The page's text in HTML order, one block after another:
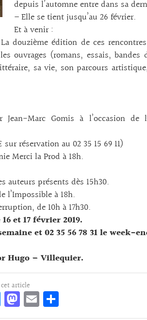
depuis l’automne entre dans sa
– Elle se tient jusqu’au 26 février.
Et à venir :
douzième édition de ces
ouvrages (romans, essais, bandes
sa vie, son parcours
Marc Gomis à l’occasion de
réservation au 02 35 15 69 11)
Merci la Prod à 18h.
auteurs présents dès 15h30.
l’Impossible à 18h.
de 10h à 17h30.
et 17 février 2019.
et 02 35 56 78 31 le week-
Hugo – Villequier.
article
Bl
ue
M
as
E
m rt